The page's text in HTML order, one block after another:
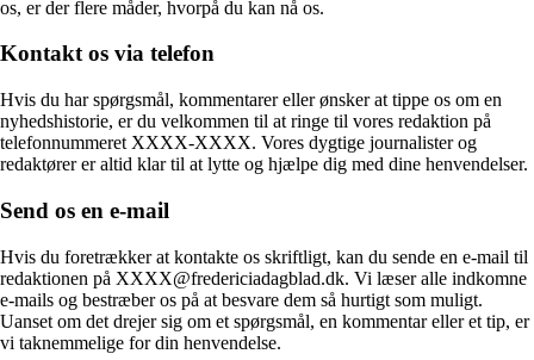
os, er der flere måder, hvorpå du kan nå os.
Kontakt os via telefon
Hvis du har spørgsmål, kommentarer eller ønsker at tippe os om en
nyhedshistorie, er du velkommen til at ringe til vores redaktion på
telefonnummeret XXXX-XXXX. Vores dygtige journalister og
redaktører er altid klar til at lytte og hjælpe dig med dine henvendelser.
Send os en e-mail
Hvis du foretrækker at kontakte os skriftligt, kan du sende en e-mail til
redaktionen på XXXX@fredericiadagblad.dk. Vi læser alle indkomne
e-mails og bestræber os på at besvare dem så hurtigt som muligt.
Uanset om det drejer sig om et spørgsmål, en kommentar eller et tip, er
vi taknemmelige for din henvendelse.